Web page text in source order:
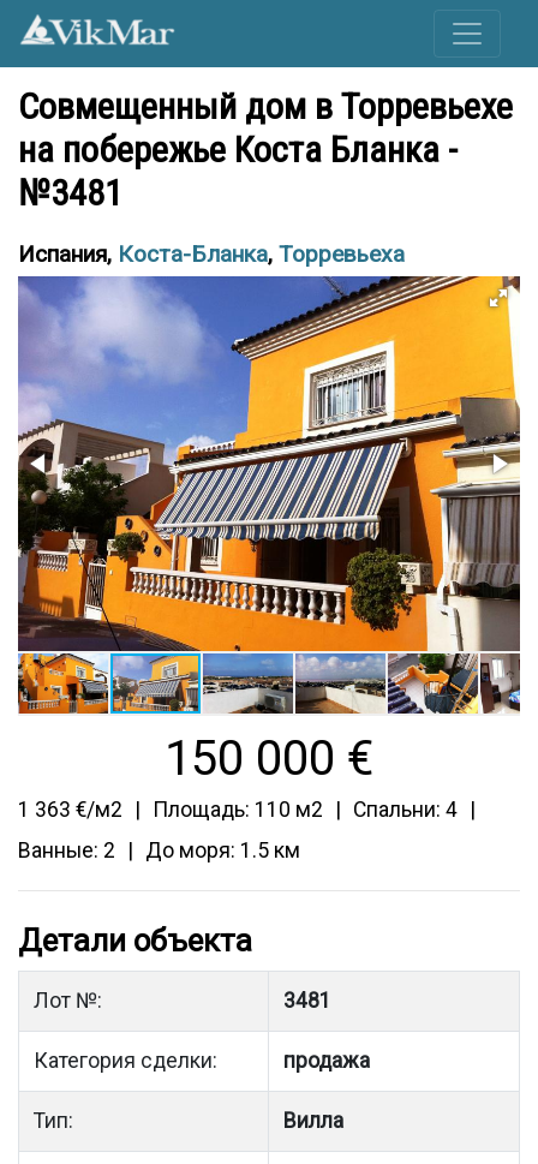
Совмещенный дом в Торревьехе
на побережье Коста Бланка -
№3481
Испания, Коста-Бланка, Торревьеха
150 000 €
1 363 €/м2 Площадь: 110 м2
Спальни: 4
Ванные: 2
До моря: 1.5 км
Детали объекта
Лот №: 3481
Категория сделки: продажа
Тип: Вилла